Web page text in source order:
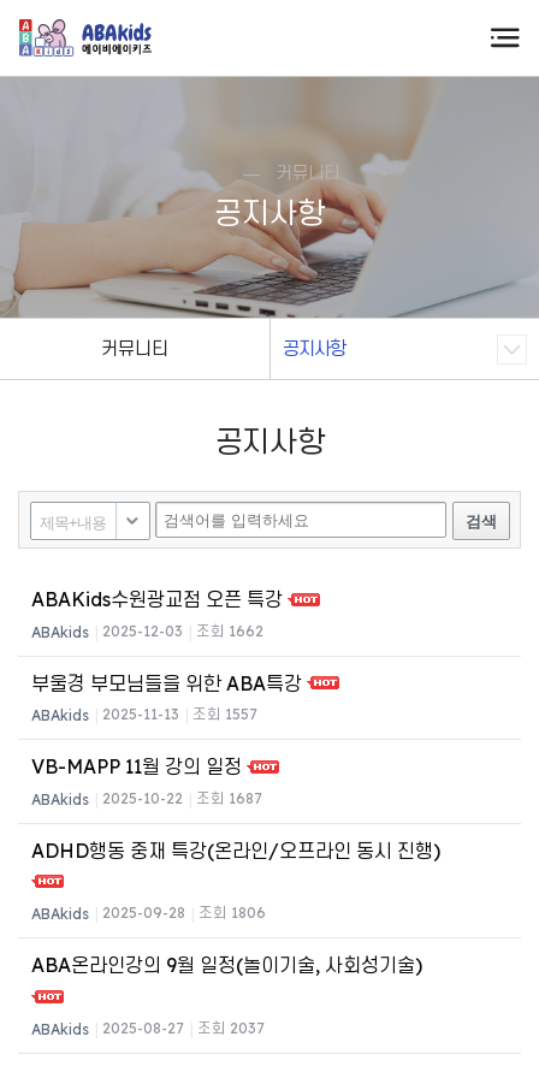
커뮤니티
공지사항
커뮤니티 공지사항
공지사항
검색
ABAKids수원광교점 오픈 특강
ABAkids 2025-12-03 조회 1662
부울경 부모님들을 위한 ABA특강
ABAkids 2025-11-13 조회 1557
VB-MAPP 11월 강의 일정
ABAkids 2025-10-22 조회 1687
ADHD행동 중재 특강(온라인/오프라인 동시 진행)
ABAkids 2025-09-28 조회 1806
ABA온라인강의 9월 일정(놀이기술, 사회성기술)
ABAkids 2025-08-27 조회 2037